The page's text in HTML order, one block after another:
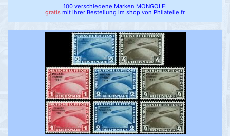
100 verschiedene Marken MONGOLEI
gratis mit ihrer Bestellung im shop von Philatelie.fr